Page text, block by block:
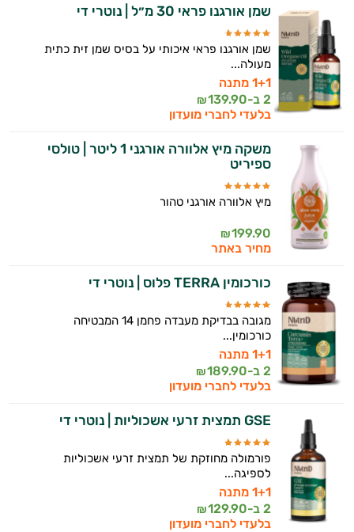
שמן אורגנו פראי 30 מ״ל | נוטרי די
שמן אורגנו פראי איכותי על בסיס שמן זית כתית
מעולה...
1+1 מתנה
2 ב-
139.90
₪
בלעדי לחברי מועדון
משקה מיץ אלוורה אורגני 1 ליטר | טולסי
ספיריט
מיץ אלוורה אורגני טהור
199.90
₪
מחיר באתר
כורכומין TERRA פלוס | נוטרי די
מגובה בבדיקת מעבדה פחמן 14 המבטיחה
כורכומין...
1+1 מתנה
2 ב-
189.90
₪
בלעדי לחברי מועדון
GSE תמצית זרעי אשכוליות | נוטרי די
פורמולה מחוזקת של תמצית זרעי אשכוליות
לספיגה...
1+1 מתנה
2 ב-
129.90
₪
בלעדי לחברי מועדון